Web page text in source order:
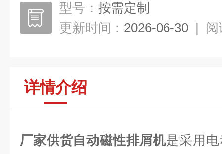
型号： 按需定制
更新时间： 2026-06-30 | 阅
详情介绍
厂家供货自动磁性排屑机是采用